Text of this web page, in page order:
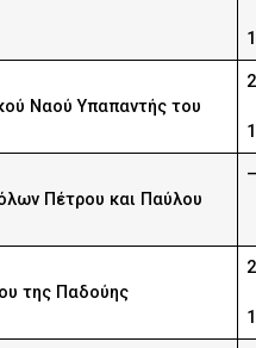
Ναού Υπαπαντής του
Πέτρου και Παύλου
–
της Παδούης